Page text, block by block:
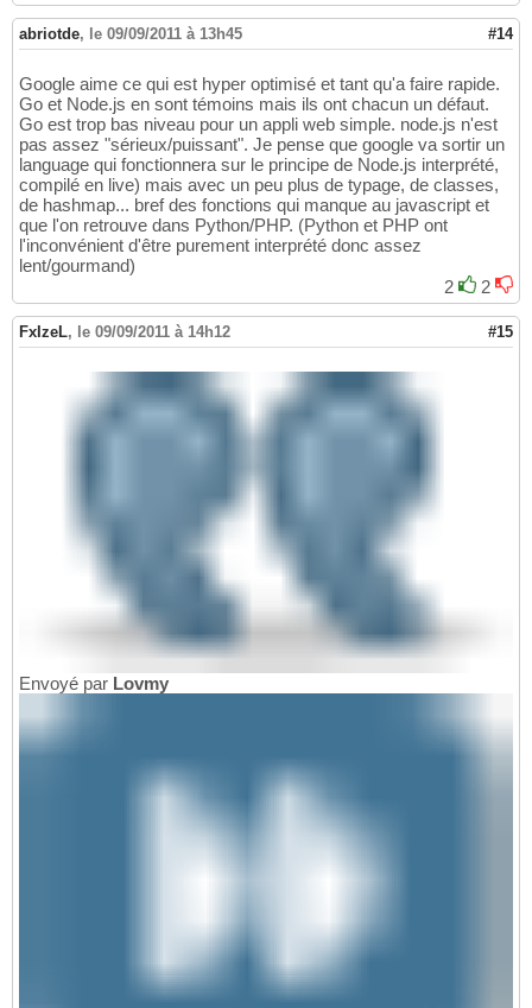
abriotde, le 09/09/2011 à 13h45 #14
Google aime ce qui est hyper optimisé et tant qu'a faire rapide.
Go et Node.js en sont témoins mais ils ont chacun un défaut.
Go est trop bas niveau pour un appli web simple. node.js n'est
pas assez "sérieux/puissant". Je pense que google va sortir un
language qui fonctionnera sur le principe de Node.js interprété,
compilé en live) mais avec un peu plus de typage, de classes,
de hashmap... bref des fonctions qui manque au javascript et
que l'on retrouve dans Python/PHP. (Python et PHP ont
l'inconvénient d'être purement interprété donc assez
lent/gourmand)
2
2
FxIzeL, le 09/09/2011 à 14h12 #15
Envoyé par Lovmy